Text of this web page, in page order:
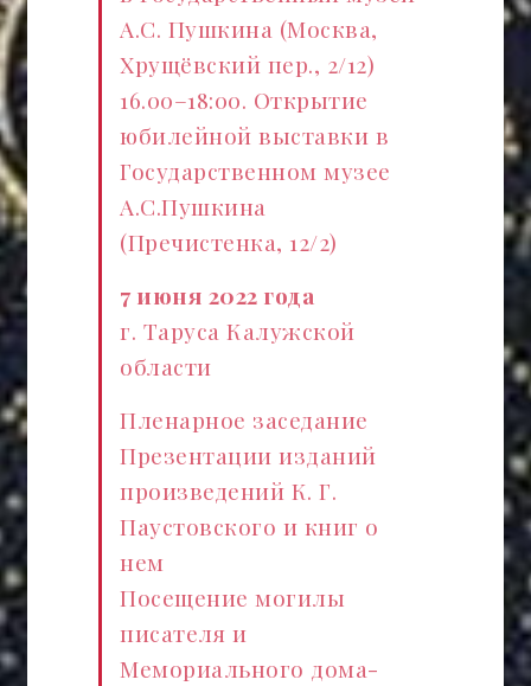
А.С. Пушкина (Москва,
Хрущёвский пер., 2/12)
16.00–18:00. Открытие
юбилейной выставки в
Государственном музее
А.С.Пушкина
(Пречистенка, 12/2)
7 июня 2022 года
г. Таруса Калужской
области
Пленарное заседание
Презентации изданий
произведений К. Г.
Паустовского и книг о
нем
Посещение могилы
писателя и
Мемориального дома-